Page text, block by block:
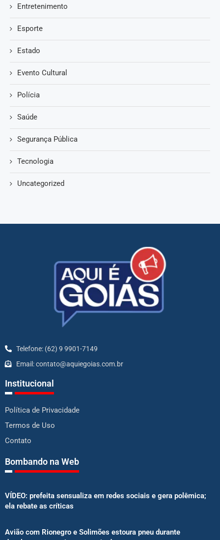
Entretenimento
Esporte
Estado
Evento Cultural
Polícia
Saúde
Segurança Pública
Tecnologia
Uncategorized
Telefone: (62) 9 9901-7149
Email: contato@aquiegoias.com.br
Institucional
Política de Privacidade
Termos de Uso
Contato
Bombando na Web
VÍDEO: prefeita sensualiza em redes sociais e gera polêmica;
ela rebate as críticas
Avião com Rionegro e Solimões estoura pneu durante